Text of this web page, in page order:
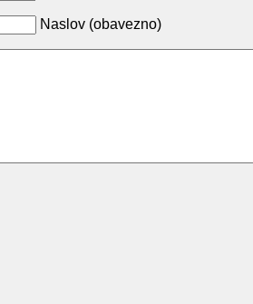
Naslov (obavezno)